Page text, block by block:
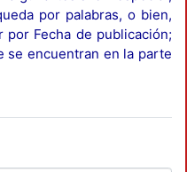
por palabras, o bien,
Fecha de publicación;
se encuentran en la parte